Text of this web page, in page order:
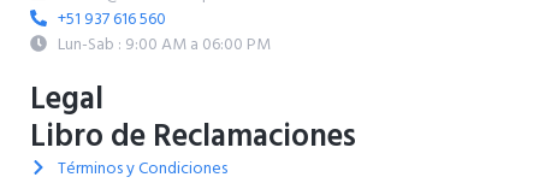
+51 937 616 560
Lun-Sab : 9:00 AM a 06:00 PM
Legal
Libro de Reclamaciones
Términos y Condiciones